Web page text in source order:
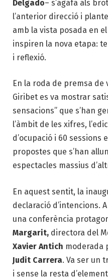
Delgado– s’agafa als
l’anterior direcció i
amb la vista posada en
inspiren la nova etapa:
i reflexió.
En la roda de premsa de
Giribet es va mostrar
sensacions” que s’han
l’àmbit de les xifres,
d’ocupació i 60 sessions
propostes que s’han
espectacles massius
En aquest sentit, la
declaració d’intencions.
una conferència
Margarit, directora del
Xavier Antich moderada
Judit Carrera. Va ser un
i sense la resta